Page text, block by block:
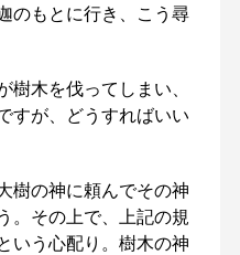
のもとに行き、こう尋
樹木を伐ってしまい、
すが、どうすればいい
樹の神に頼んでその神
。その上で、上記の規
いう心配り。樹木の神